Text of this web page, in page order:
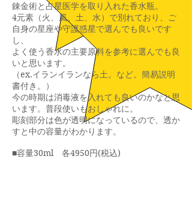
錬金術と占星医学を取り入れた香水瓶。
4元素（火、風、土、水）で別れており、ご
自身の星座や守護惑星で選んでも良いです
し、
よく使う香水の主要原料を参考に選んでも良
いと思います。
（ex.イランイランなら土。など。簡易説明
書付き。）
今の時期は消毒液を入れても良いのかなと思
います。普段使いもおしゃれに。
彫刻部分は色が透明になっているので、透か
すと中の容量がわかります。
■容量30ml 各4950円(税込)